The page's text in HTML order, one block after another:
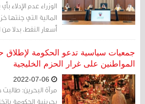
الوزراء عدم الإدلاء
المالية التي جنتها
أسعار النفط، بدلا
جمعيات سياسية تدعو الحكومة لإطلاق
المواطنين على غرار الحزم الخليجية
مرآة البحرين:
بحرينية الحكومة